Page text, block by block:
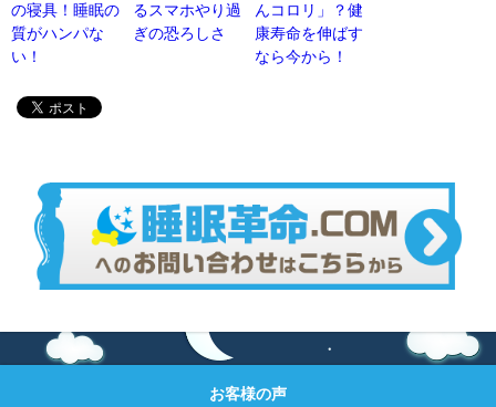
の寝具！睡眠の
質がハンパな
い！
るスマホやり過
ぎの恐ろしさ
んコロリ」？健
康寿命を伸ばす
なら今から！
お客様の声